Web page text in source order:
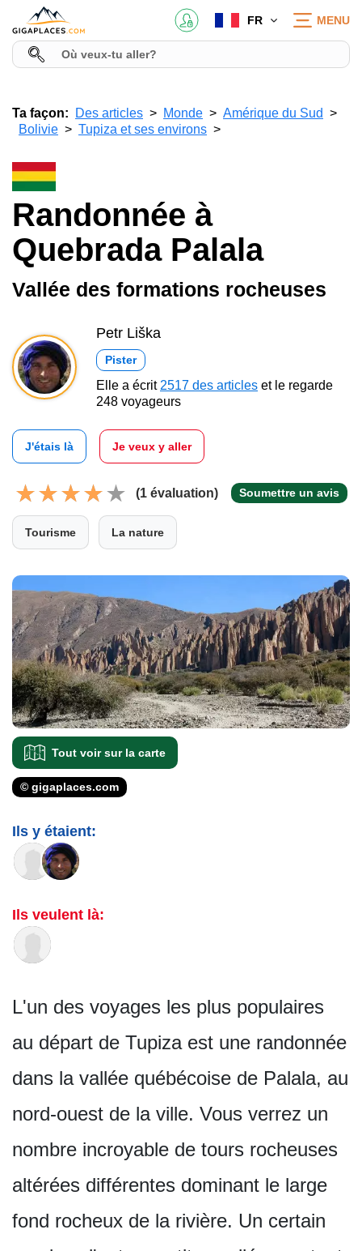
FR MENU
Ta façon: Des articles Monde
Amérique du Sud
Bolivie
Tupiza et ses environs
Randonnée à
Quebrada Palala
Vallée des formations rocheuses
Petr Liška
Pister
Elle a écrit 2517 des articles et le regarde
248 voyageurs
J'étais là Je veux y aller
(1 évaluation) Soumettre un avis
Tourisme La nature
Tout voir sur la carte
© gigaplaces.com
Ils y étaient:
Ils veulent là:
L'un des voyages les plus populaires
au départ de Tupiza est une randonnée
dans la vallée québécoise de Palala, au
nord-ouest de la ville. Vous verrez un
nombre incroyable de tours rocheuses
altérées différentes dominant le large
fond rocheux de la rivière. Un certain